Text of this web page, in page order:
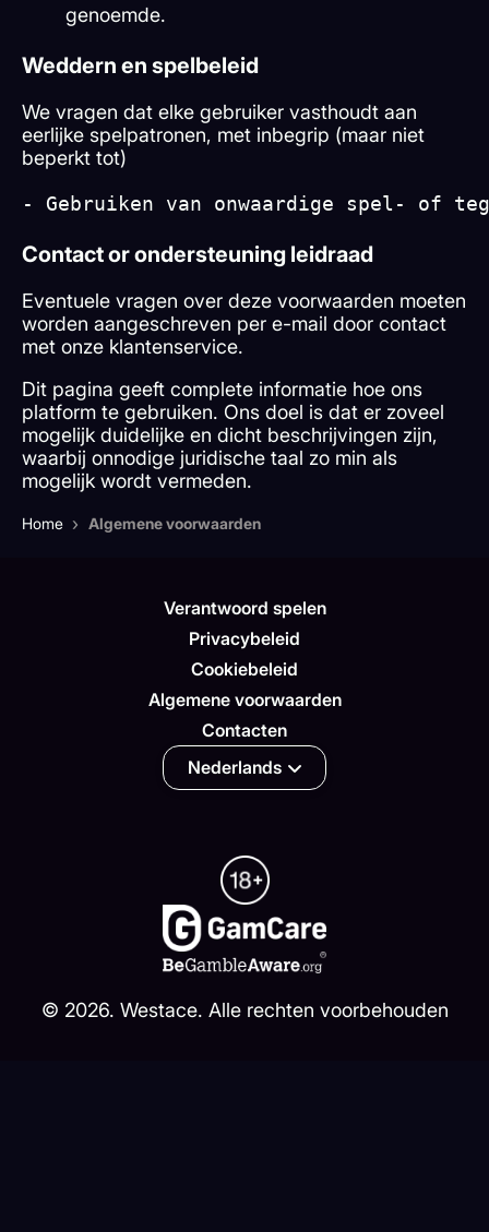
genoemde.
Weddern en spelbeleid
We vragen dat elke gebruiker vasthoudt aan
eerlijke spelpatronen, met inbegrip (maar niet
beperkt tot)
- Gebruiken van onwaardige spel- of
Contact or ondersteuning leidraad
Eventuele vragen over deze voorwaarden moeten
worden aangeschreven per e-mail door contact
met onze klantenservice.
Dit pagina geeft complete informatie hoe ons
platform te gebruiken. Ons doel is dat er zoveel
mogelijk duidelijke en dicht beschrijvingen zijn,
waarbij onnodige juridische taal zo min als
mogelijk wordt vermeden.
Home › Algemene voorwaarden
Verantwoord spelen
Privacybeleid
Cookiebeleid
Algemene voorwaarden
Contacten
Nederlands
© 2026. Westace. Alle rechten voorbehouden